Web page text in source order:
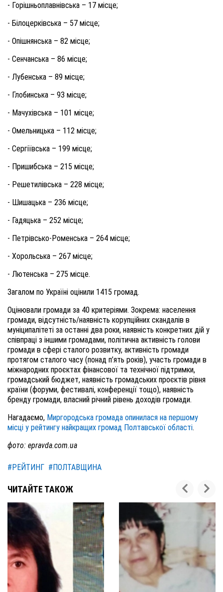
- Горішньоплавнівська – 17 місце;
- Білоцерківська – 57 місце;
- Опішнянська – 82 місце;
- Сенчанська – 86 місце;
- Лубенська – 89 місце;
- Глобинська – 93 місце;
- Мачухівська – 101 місце;
- Омельницька – 112 місце;
- Сергіївська – 199 місце;
- Пришибська – 215 місце;
- Решетилівська – 228 місце;
- Шишацька – 236 місце;
- Гадяцька – 252 місце;
- Петрівсько-Роменська – 264 місце;
- Хорольська – 267 місце;
- Лютенська – 275 місце.
Загалом по Україні оцінили 1415 громад.
Оцінювали громади за 40 критеріями. Зокрема: населення
громади, відсутність/наявність корупційних скандалів в
муніципалітеті за останні два роки, наявність конкретних дій у
співпраці з іншими громадами, політична активність голови
громади в сфері сталого розвитку, активність громади
протягом сталого часу (понад п’ять років), участь громади в
міжнародних проєктах фінансової та технічної підтримки,
громадський бюджет, наявність громадських проєктів рівня
країни (форуми, фестивалі, конференції тощо), наявність
бренду громади, власний річний рівень доходів громади.
Нагадаємо, Миргородська громада опинилася на першому
місці у рейтингу найкращих громад Полтавської області.
фото: epravda.com.ua
#РЕЙТИНГ #ПОЛТАВЩИНА
ЧИТАЙТЕ ТАКОЖ